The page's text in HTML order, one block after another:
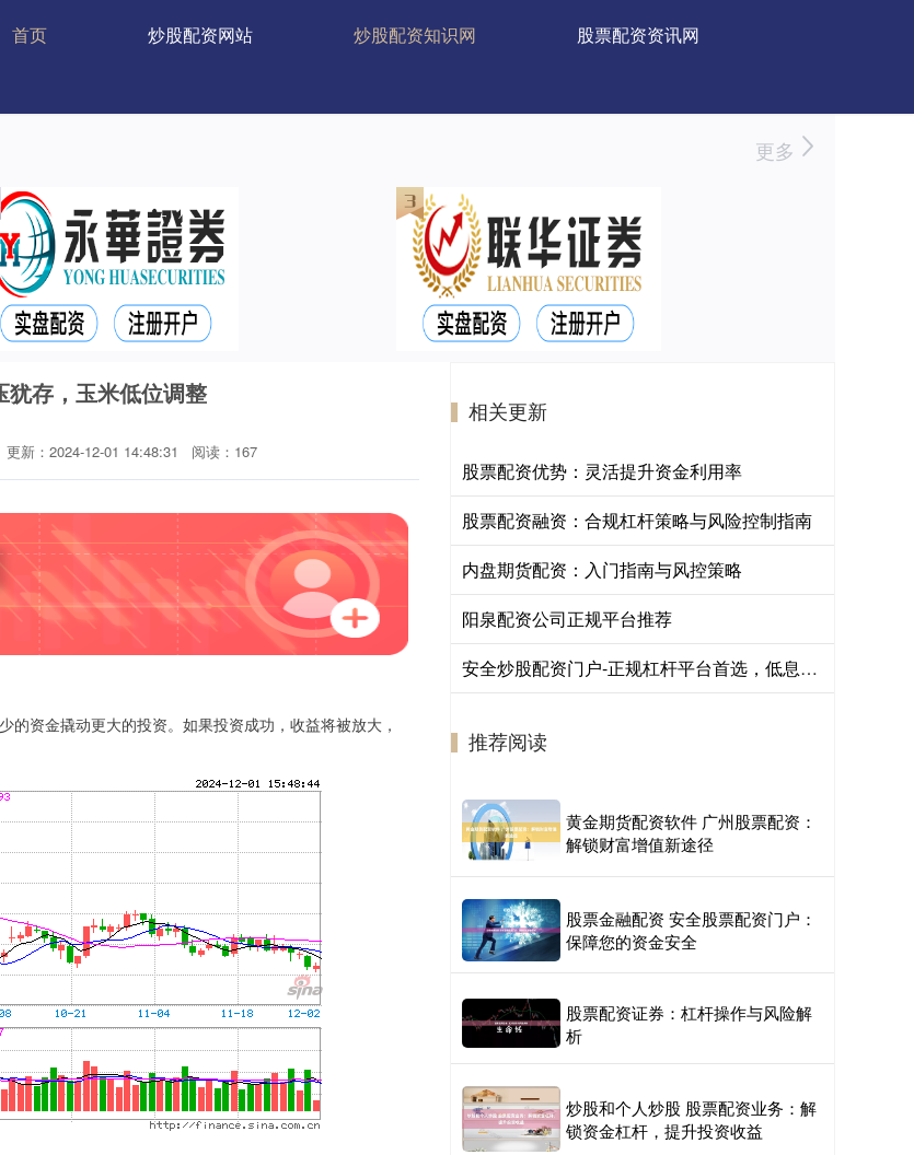
首页 炒股配资网站 炒股配资知识网 股票配资资讯网
更多
存，玉米低位调整
更新：2024-12-01 14:48:31 阅读：167
资金撬动更大的投资。如果投资成功，收益将被放大，
相关更新
股票配资优势：灵活提升资金利用率
股票配资融资：合规杠杆策略与风险控制指南
内盘期货配资：入门指南与风控策略
阳泉配资公司正规平台推荐
安全炒股配资门户-正规杠杆平台首选，低息高额，快速到账
推荐阅读
黄金期货配资软件 广州股票配资：
解锁财富增值新途径
股票金融配资 安全股票配资门户：
保障您的资金安全
股票配资证券：杠杆操作与风险解
析
炒股和个人炒股 股票配资业务：解
锁资金杠杆，提升投资收益